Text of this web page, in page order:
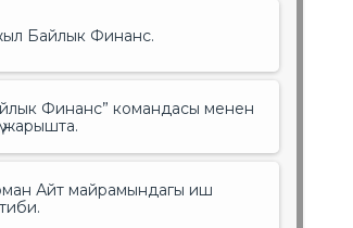
Байлык Финанс.
Финанс” командасы менен
жарышта.
Айт майрамындагы иш